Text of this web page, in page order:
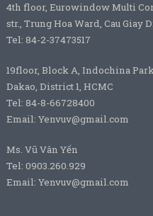
4th floor, Eurowindow Multi
str., Trung Hoa Ward, Cau Giay
Tel: 84-2-37473517
19floor, Block A, Indochina
Dakao, District 1, HCMC
Tel: 84-8-66728400
Email: Yenvuv@gmail.com
Ms. Vũ Vân Yến
Tel: 0903.260.929
Email: Yenvuv@gmail.com